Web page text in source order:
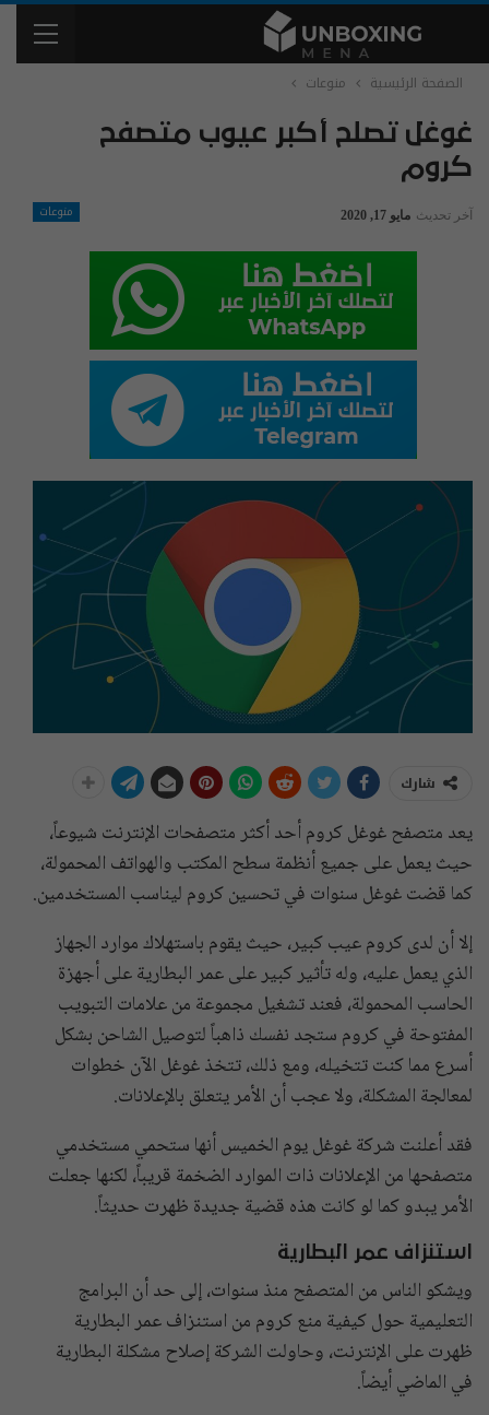
الصفحة الرئيسية منوعات
غوغل تصلح أكبر عيوب متصفح
كروم
منوعات آخر تحديث مايو 17, 2020
شارك
يعد متصفح غوغل كروم أحد أكثر متصفحات الإنترنت شيوعاً،
حيث يعمل على جميع أنظمة سطح المكتب والهواتف المحمولة،
كما قضت غوغل سنوات في تحسين كروم ليناسب المستخدمين.
إلا أن لدى كروم عيب كبير، حيث يقوم باستهلاك موارد الجهاز
الذي يعمل عليه، وله تأثير كبير على عمر البطارية على أجهزة
الحاسب المحمولة، فعند تشغيل مجموعة من علامات التبويب
المفتوحة في كروم ستجد نفسك ذاهباً لتوصيل الشاحن بشكل
أسرع مما كنت تتخيله، ومع ذلك، تتخذ غوغل الآن خطوات
لمعالجة المشكلة، ولا عجب أن الأمر يتعلق بالإعلانات.
فقد أعلنت شركة غوغل يوم الخميس أنها ستحمي مستخدمي
متصفحها من الإعلانات ذات الموارد الضخمة قريباً، لكنها جعلت
الأمر يبدو كما لو كانت هذه قضية جديدة ظهرت حديثاً.
استنزاف عمر البطارية
ويشكو الناس من المتصفح منذ سنوات، إلى حد أن البرامج
التعليمية حول كيفية منع كروم من استنزاف عمر البطارية
ظهرت على الإنترنت، وحاولت الشركة إصلاح مشكلة البطارية
في الماضي أيضاً.